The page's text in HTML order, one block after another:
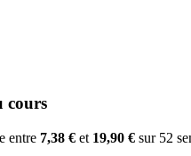
cours
entre 7,38 € et 19,90 € sur 52